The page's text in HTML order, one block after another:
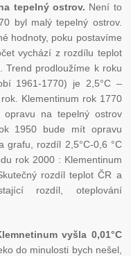
tepelný ostrov. Není to
byl malý tepelný ostrov.
hodnoty, poku postavíme
vychází z rozdílu teplot
Trend prodloužíme k roku
1961-1770) je 2,5°C –
Klementinum rok 1770
na tepelný ostrov
1950 bude mít opravu
grafu, rozdíl 2,5°C-0,6 °C
rok 2000 : Klementinum
rozdíl teplot ČR a
rozdíl, oteplování
vyšla 0,01°C
do minulosti bych nešel,